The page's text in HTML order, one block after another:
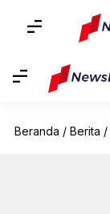
Beranda / Berita /